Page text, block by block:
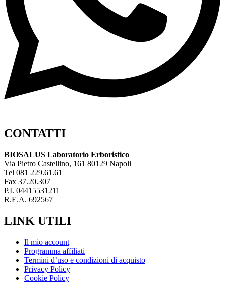
CONTATTI
BIOSALUS Laboratorio Erboristico
Via Pietro Castellino, 161 80129 Napoli
Tel 081 229.61.61
Fax 37.20.307
P.I. 04415531211
R.E.A. 692567
LINK UTILI
Il mio account
Programma affiliati
Termini d’uso e condizioni di acquisto
Privacy Policy
Cookie Policy